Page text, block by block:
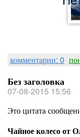
комментарии: 0
Без заголовка
07-08-2015 15:56
Это цитата
Чайное колесо от